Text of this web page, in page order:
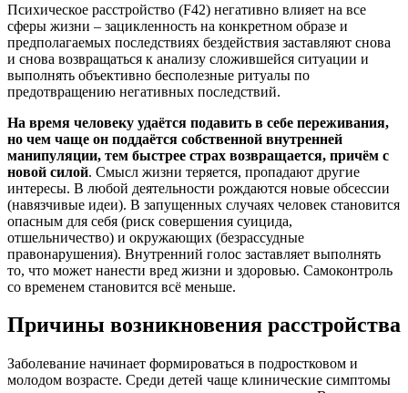
Психическое расстройство (F42) негативно влияет на все
сферы жизни – зацикленность на конкретном образе и
предполагаемых последствиях бездействия заставляют снова
и снова возвращаться к анализу сложившейся ситуации и
выполнять объективно бесполезные ритуалы по
предотвращению негативных последствий.
На время человеку удаётся подавить в себе переживания,
но чем чаще он поддаётся собственной внутренней
манипуляции, тем быстрее страх возвращается, причём с
новой силой. Смысл жизни теряется, пропадают другие
интересы. В любой деятельности рождаются новые обсессии
(навязчивые идеи). В запущенных случаях человек становится
опасным для себя (риск совершения суицида,
отшельничество) и окружающих (безрассудные
правонарушения). Внутренний голос заставляет выполнять
то, что может нанести вред жизни и здоровью. Самоконтроль
со временем становится всё меньше.
Причины возникновения расстройства
Заболевание начинает формироваться в подростковом и
молодом возрасте. Среди детей чаще клинические симптомы